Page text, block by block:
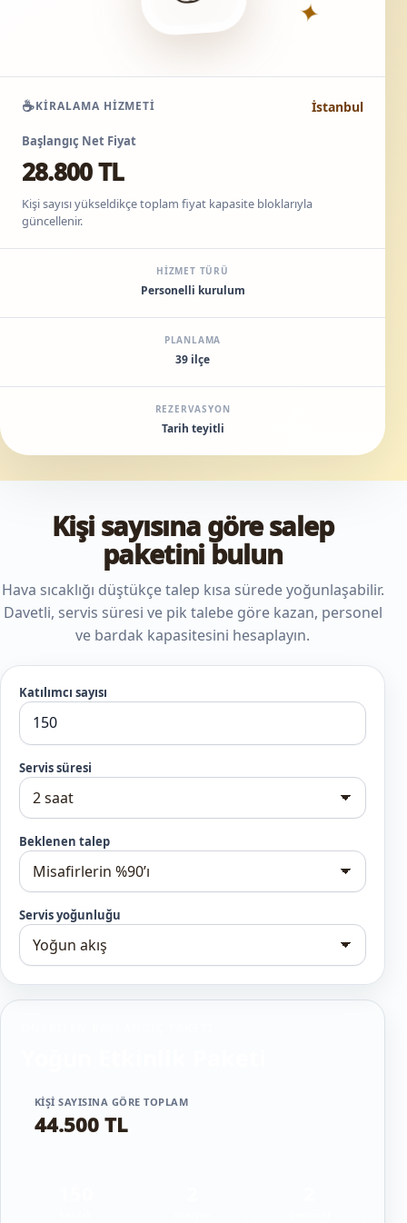
✦
☕KIRALAMA HIZMETI İstanbul
Başlangıç Net Fiyat
28.800 TL
Kişi sayısı yükseldikçe toplam fiyat kapasite bloklarıyla
güncellenir.
HIZMET TÜRÜ
Personelli kurulum
PLANLAMA
39 ilçe
REZERVASYON
Tarih teyitli
Kişi sayısına göre salep
paketini bulun
Hava sıcaklığı düştükçe talep kısa sürede yoğunlaşabilir.
Davetli, servis süresi ve pik talebe göre kazan, personel
ve bardak kapasitesini hesaplayın.
Katılımcı sayısı
Servis süresi
Beklenen talep
Servis yoğunluğu
KIŞI SAYISINA GÖRE TOPLAM
44.500 TL